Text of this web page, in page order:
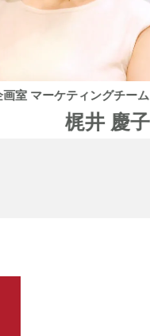
画室 マーケティングチーム
梶井 慶子